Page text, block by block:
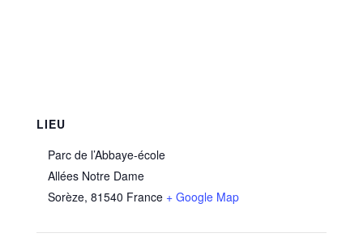
LIEU
Parc de l’Abbaye-école
Allées Notre Dame
Sorèze, 81540 France + Google Map